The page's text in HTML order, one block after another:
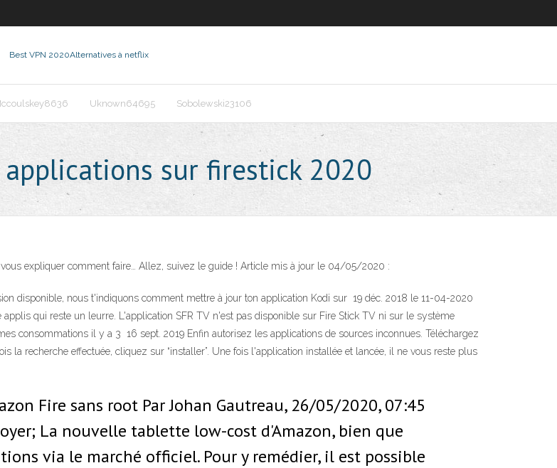
Best VPN 2020Alternatives à netflix
Uknown64695 Sobolewski23106
sur firestick 2020
expliquer comment faire… Allez, suivez le guide ! Article mis à jour le 04/05/2020 :
disponible, nous t'indiquons comment mettre à jour ton application Kodi sur 19 déc. 2018 le ‎11-04-2020
qui reste un leurre. L'application SFR TV n'est pas disponible sur Fire Stick TV ni sur le système
consommations il y a 3 16 sept. 2019 Enfin autorisez les applications de sources inconnues. Téléchargez
la recherche effectuée, cliquez sur “installer”. Une fois l'application installée et lancée, il ne vous reste plus
Fire sans root Par Johan Gautreau, 26/05/2020, 07:45
La nouvelle tablette low-cost d'Amazon, bien que
via le marché officiel. Pour y remédier, il est possible